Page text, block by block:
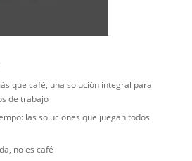
que café, una solución integral para
de trabajo
las soluciones que juegan todos
no es café